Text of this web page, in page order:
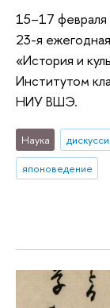
15–17 февраля
23-я
«История и
Институтом
НИУ ВШЭ.
Наука
японоведение